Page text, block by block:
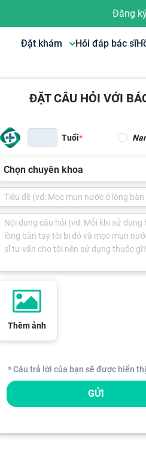
Đăng
Đặt khám Hỏi đáp bác sĩ
ĐẶT CÂU HỎI VỚI
Tuổi
Chọn chuyên khoa
Thêm ảnh
* Câu trả lời của bạn sẽ được hiển
GỬI